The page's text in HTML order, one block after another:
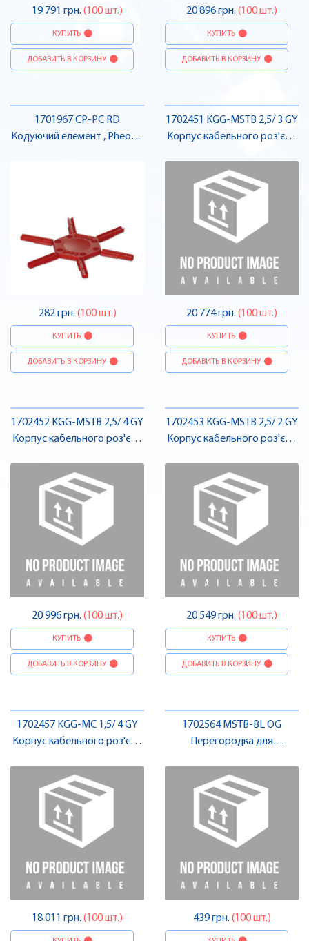
19 791 грн. (100 шт.)
КУПИТЬ
ДОБАВИТЬ В КОРЗИНУ
20 896 грн. (100 шт.)
КУПИТЬ
ДОБАВИТЬ В КОРЗИНУ
1701967 CP-PC RD
Кодуючий елемент , Pheonix
282 грн. (100 шт.)
КУПИТЬ
ДОБАВИТЬ В КОРЗИНУ
1702451 KGG-MSTB 2,5/ 3 GY
Корпус кабельного роз'єму
20 774 грн. (100 шт.)
КУПИТЬ
ДОБАВИТЬ В КОРЗИНУ
1702452 KGG-MSTB 2,5/ 4 GY
Корпус кабельного роз'єму
20 996 грн. (100 шт.)
КУПИТЬ
ДОБАВИТЬ В КОРЗИНУ
1702453 KGG-MSTB 2,5/ 2 GY
Корпус кабельного роз'єму
20 549 грн. (100 шт.)
КУПИТЬ
ДОБАВИТЬ В КОРЗИНУ
1702457 KGG-MC 1,5/ 4 GY
Корпус кабельного роз'єму
18 011 грн. (100 шт.)
1702564 MSTB-BL OG
Перегородка для
Contact
439 грн. (100 шт.)